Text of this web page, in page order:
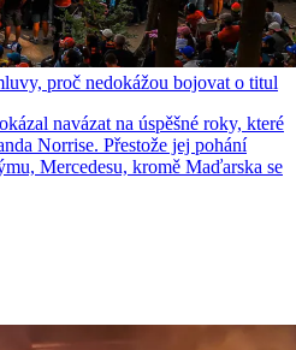
proč nedokážou bojovat o titul
navázat na úspěšné roky, které
Norrise. Přestože jej pohání
Mercedesu, kromě Maďarska se